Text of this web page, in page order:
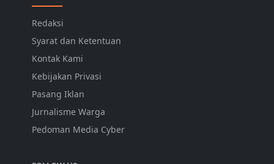
Redaksi
Syarat dan Ketentuan
Kontak Kami
Kebijakan Privasi
Pasang Iklan
Jurnalisme Warga
Pedoman Media Cyber